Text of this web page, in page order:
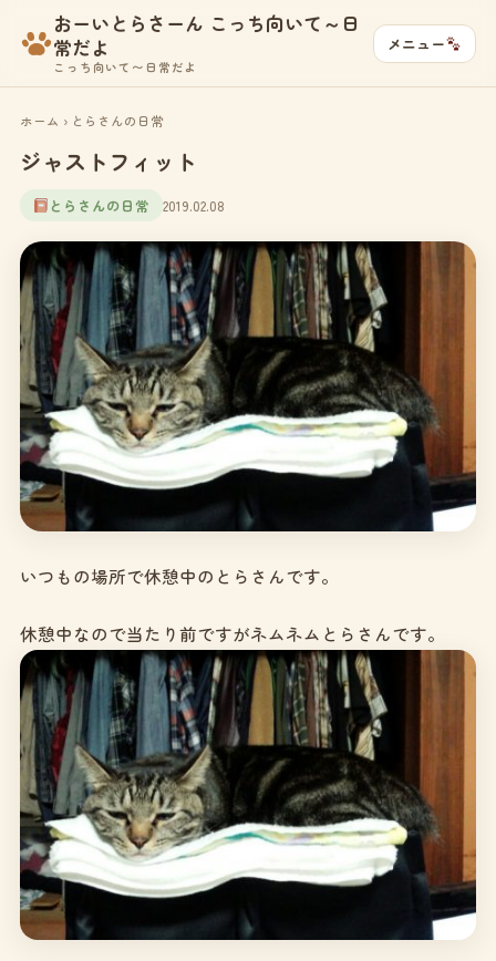
おーいとらさーん こっち向いて～日
常だよ
こっち向いて〜日常だよ
メニュー
ホーム › とらさんの日常
ジャストフィット
とらさんの日常 2019.02.08
いつもの場所で休憩中のとらさんです。
休憩中なので当たり前ですがネムネムとらさんです。